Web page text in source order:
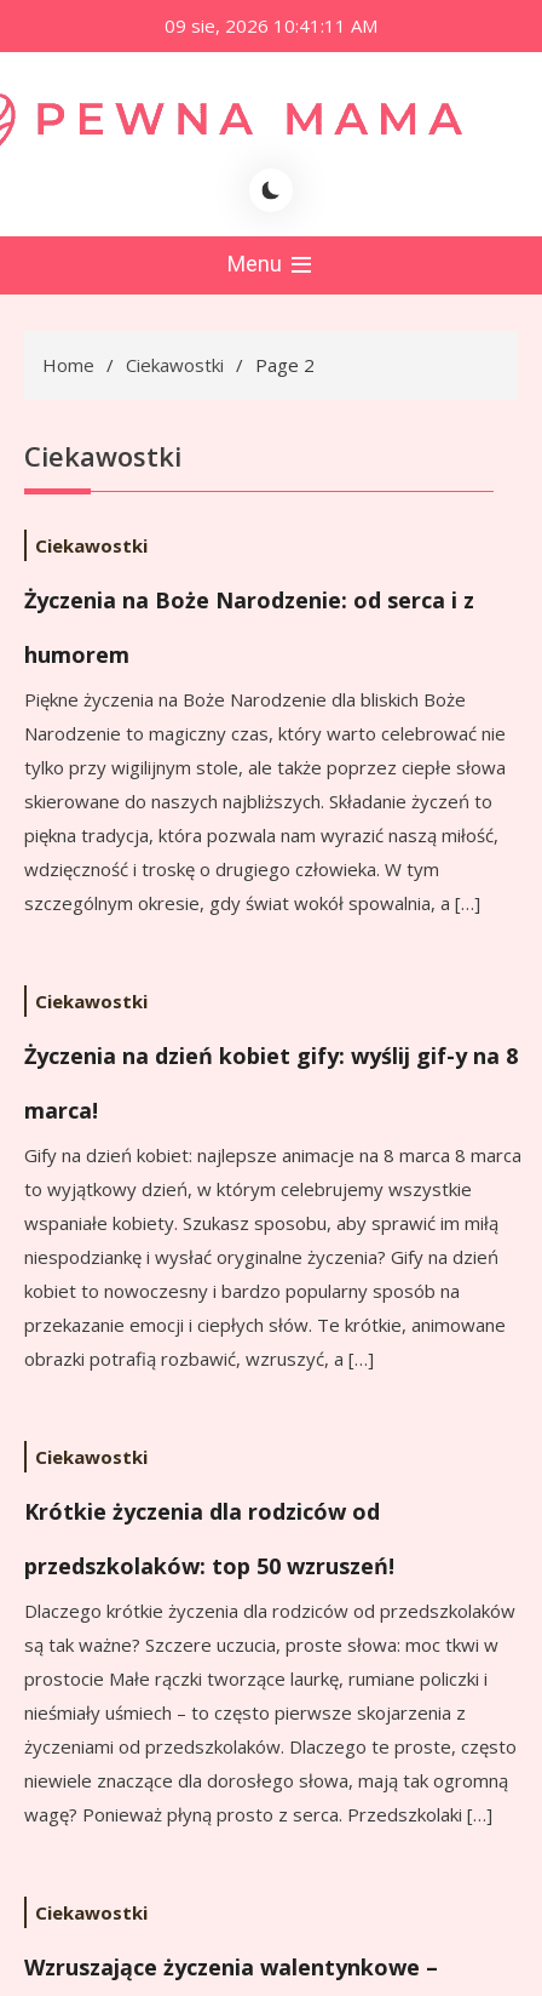
to
09 sie, 2026 10:41:11 AM
Menu
Home Ciekawostki Page 2
Ciekawostki
Ciekawostki
Życzenia na Boże Narodzenie: od serca i z
humorem
Piękne życzenia na Boże Narodzenie dla bliskich Boże
Narodzenie to magiczny czas, który warto celebrować nie
tylko przy wigilijnym stole, ale także poprzez ciepłe słowa
skierowane do naszych najbliższych. Składanie życzeń to
piękna tradycja, która pozwala nam wyrazić naszą miłość,
wdzięczność i troskę o drugiego człowieka. W tym
szczególnym okresie, gdy świat wokół spowalnia, a […]
Ciekawostki
Życzenia na dzień kobiet gify: wyślij gif-y na 8
marca!
Gify na dzień kobiet: najlepsze animacje na 8 marca 8 marca
to wyjątkowy dzień, w którym celebrujemy wszystkie
wspaniałe kobiety. Szukasz sposobu, aby sprawić im miłą
niespodziankę i wysłać oryginalne życzenia? Gify na dzień
kobiet to nowoczesny i bardzo popularny sposób na
przekazanie emocji i ciepłych słów. Te krótkie, animowane
obrazki potrafią rozbawić, wzruszyć, a […]
Ciekawostki
Krótkie życzenia dla rodziców od
przedszkolaków: top 50 wzruszeń!
Dlaczego krótkie życzenia dla rodziców od przedszkolaków
są tak ważne? Szczere uczucia, proste słowa: moc tkwi w
prostocie Małe rączki tworzące laurkę, rumiane policzki i
nieśmiały uśmiech – to często pierwsze skojarzenia z
życzeniami od przedszkolaków. Dlaczego te proste, często
niewiele znaczące dla dorosłego słowa, mają tak ogromną
wagę? Ponieważ płyną prosto z serca. Przedszkolaki […]
Ciekawostki
Wzruszające życzenia walentynkowe –